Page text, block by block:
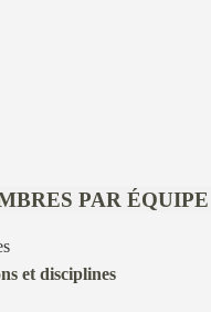
PAR ÉQUIPE
et disciplines